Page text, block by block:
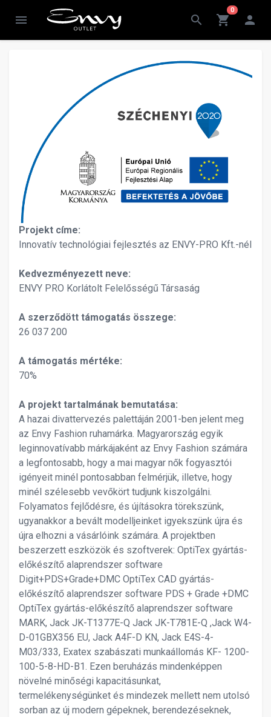
menu search shopping_cart
0
person
Projekt címe:
Innovatív technológiai fejlesztés az ENVY-PRO Kft.-nél
Kedvezményezett neve:
ENVY PRO Korlátolt Felelősségű Társaság
A szerződött támogatás összege:
26 037 200
A támogatás mértéke:
70%
A projekt tartalmának bemutatása:
A hazai divattervezés palettáján 2001-ben jelent meg
az Envy Fashion ruhamárka. Magyarország egyik
leginnovatívabb márkájaként az Envy Fashion számára
a legfontosabb, hogy a mai magyar nők fogyasztói
igényeit minél pontosabban felmérjük, illetve, hogy
minél szélesebb vevőkört tudjunk kiszolgálni.
Folyamatos fejlődésre, és újításokra törekszünk,
ugyanakkor a bevált modelljeinket igyekszünk újra és
újra elhozni a vásárlóink számára. A projektben
beszerzett eszközök és szoftverek: OptiTex gyártás-
előkészítő alaprendszer software
Digit+PDS+Grade+DMC OptiTex CAD gyártás-
előkészítő alaprendszer software PDS + Grade +DMC
OptiTex gyártás-előkészítő alaprendszer software
MARK, Jack JK-T1377E-Q Jack JK-T781E-Q ,Jack W4-
D-01GBX356 EU, Jack A4F-D KN, Jack E4S-4-
M03/333, Exatex szabászati munkaállomás KF- 1200-
100-5-8-HD-B1. Ezen beruházás mindenképpen
növelné minőségi kapacitásunkat,
termelékenységünket és mindezek mellett nem utolsó
sorban az új modern gépeknek, berendezéseknek,